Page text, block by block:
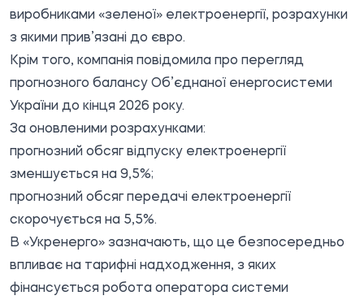
виробниками «зеленої» електроенергії, розрахунки
з якими прив’язані до євро.
Крім того, компанія повідомила про перегляд
прогнозного балансу Об’єднаної енергосистеми
України до кінця 2026 року.
За оновленими розрахунками:
прогнозний обсяг відпуску електроенергії
зменшується на 9,5%;
прогнозний обсяг передачі електроенергії
скорочується на 5,5%.
В «Укренерго» зазначають, що це безпосередньо
впливає на тарифні надходження, з яких
фінансується робота оператора системи